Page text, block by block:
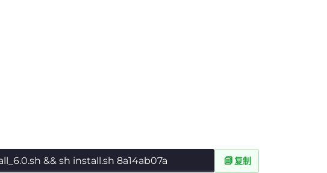
&& sh install.sh 8a14ab07a 复制